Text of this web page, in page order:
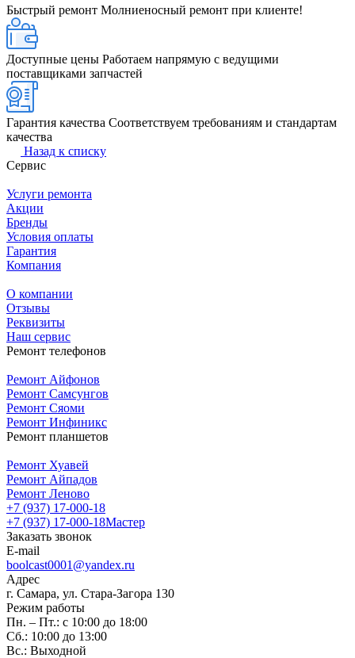
Быстрый ремонт Молниеносный ремонт при клиенте!
Доступные цены Работаем напрямую с ведущими
поставщиками запчастей
Гарантия качества Соответствуем требованиям и стандартам
качества
Назад к списку
Сервис
Услуги ремонта
Акции
Бренды
Условия оплаты
Гарантия
Компания
О компании
Отзывы
Реквизиты
Наш сервис
Ремонт телефонов
Ремонт Айфонов
Ремонт Самсунгов
Ремонт Сяоми
Ремонт Инфиникс
Ремонт планшетов
Ремонт Хуавей
Ремонт Айпадов
Ремонт Леново
+7 (937) 17-000-18
+7 (937) 17-000-18Мастер
Заказать звонок
E-mail
boolcast0001@yandex.ru
Адрес
г. Самара, ул. Стара-Загора 130
Режим работы
Пн. – Пт.: с 10:00 до 18:00
Сб.: 10:00 до 13:00
Вс.: Выходной